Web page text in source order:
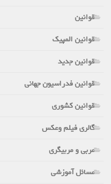
قوانین
قوانین المپیک
قوانین جدید
قوانین فدراسیون جهانی
قوانین کشوری
گالری فیلم وعکس
مربی و مربیگری
مسائل آموزشی